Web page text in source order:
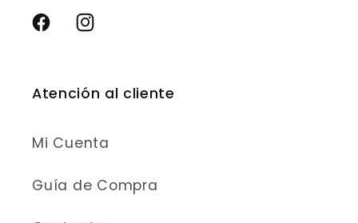
FacebookInstagram
Atención al cliente
Mi Cuenta
Guía de Compra